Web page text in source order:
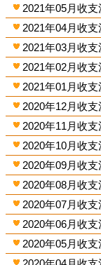
2021年05月收支
2021年04月收支
2021年03月收支
2021年02月收支
2021年01月收支
2020年12月收支
2020年11月收支
2020年10月收支
2020年09月收支
2020年08月收支
2020年07月收支
2020年06月收支
2020年05月收支